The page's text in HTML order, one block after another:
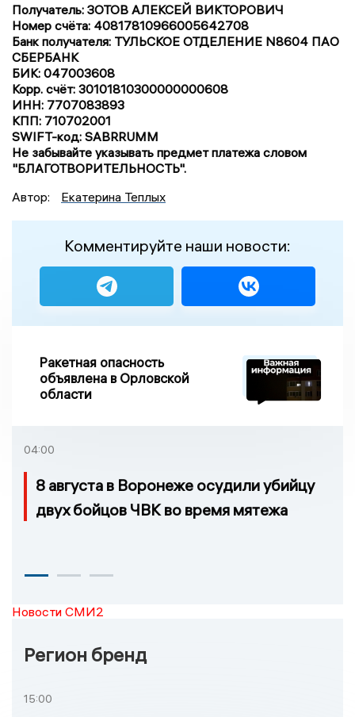
Получатель: ЗОТОВ АЛЕКСЕЙ ВИКТОРОВИЧ
Номер счёта: 40817810966005642708
Банк получателя: ТУЛЬСКОЕ ОТДЕЛЕНИЕ N8604 ПАО
СБЕРБАНК
БИК: 047003608
Корр. счёт: 30101810300000000608
ИНН: 7707083893
КПП: 710702001
SWIFT-код: SABRRUMM
Не забывайте указывать предмет платежа словом
"БЛАГОТВОРИТЕЛЬНОСТЬ".
Автор:
Екатерина Теплых
Комментируйте наши новости:
Ракетная опасность
объявлена в Орловской
области
04:00
8 августа в Воронеже осудили убийцу
двух бойцов ЧВК во время мятежа
Новости СМИ2
Регион бренд
15:00